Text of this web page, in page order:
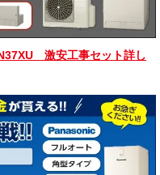
激安工事セット詳し